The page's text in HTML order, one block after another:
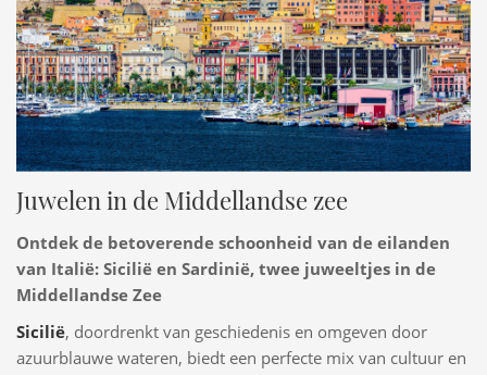
Juwelen in de Middellandse zee
Ontdek de betoverende schoonheid van de eilanden
van Italië: Sicilië en Sardinië, twee juweeltjes in de
Middellandse Zee
Sicilië, doordrenkt van geschiedenis en omgeven door
azuurblauwe wateren, biedt een perfecte mix van cultuur en